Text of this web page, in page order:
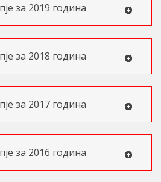
за 2019 година
за 2018 година
за 2017 година
за 2016 година